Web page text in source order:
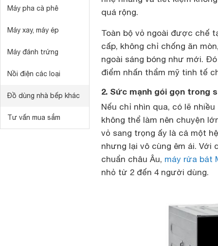
Máy pha cà phê
Máy xay, máy ép
Máy đánh trứng
Nồi điện các loại
Đồ dùng nhà bếp khác
Tư vấn mua sắm
quá rộng.
Toàn bộ vỏ ngoài được chế
cấp, không chỉ chống ăn
ngoài sáng bóng như mới.
điểm nhấn thẩm mỹ tinh tế
2. Sức mạnh gói gọn trong
Nếu chỉ nhìn qua, có lẽ
không thể làm nên chuyện
vỏ sang trọng ấy là cả một
nhưng lại vô cùng êm ái. Với
chuẩn châu Âu, máy rửa bát
nhỏ từ 2 đến 4 người dùng.